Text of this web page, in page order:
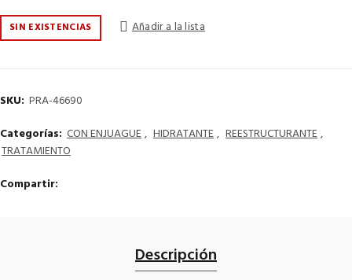
SIN EXISTENCIAS Añadir a la lista
SKU: PRA-46690
Categorías: CON ENJUAGUE, HIDRATANTE, REESTRUCTURANTE,
TRATAMIENTO
Compartir
Descripción